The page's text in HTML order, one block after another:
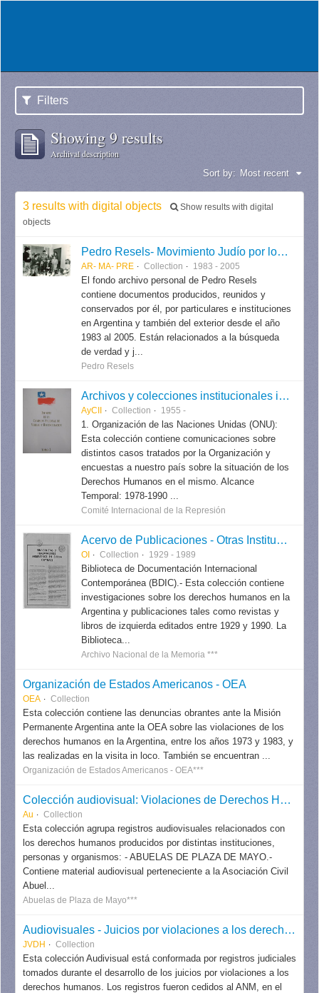
Filters
Showing 9 results
Archival description
Sort by: Most recent
3 results with digital objects
Show results with digital
objects
Pedro Resels- Movimiento Judío por los Derechos Humanos
AR- MA- PRE Collection 1983 - 2005
El fondo archivo personal de Pedro Resels
contiene documentos producidos, reunidos y
conservados por él, por particulares e instituciones
en Argentina y también del exterior desde el año
1983 al 2005. Están relacionados a la búsqueda
de verdad y j...
Pedro Resels
Archivos y colecciones institucionales internacionales
AyCII Collection 1955 -
1. Organización de las Naciones Unidas (ONU):
Esta colección contiene comunicaciones sobre
distintos casos tratados por la Organización y
encuestas a nuestro país sobre la situación de los
Derechos Humanos en el mismo. Alcance
Temporal: 1978-1990 ...
Comité Internacional de la Represión
Acervo de Publicaciones - Otras Instituciones
OI Collection 1929 - 1989
Biblioteca de Documentación Internacional
Contemporánea (BDIC).- Esta colección contiene
investigaciones sobre los derechos humanos en la
Argentina y publicaciones tales como revistas y
libros de izquierda editados entre 1929 y 1990. La
Biblioteca...
Archivo Nacional de la Memoria ***
Organización de Estados Americanos - OEA
OEA Collection
Esta colección contiene las denuncias obrantes ante la Misión
Permanente Argentina ante la OEA sobre las violaciones de los
derechos humanos en la Argentina, entre los años 1973 y 1983, y
las realizadas en la visita in loco. También se encuentran ...
Organización de Estados Americanos - OEA***
Colección audiovisual: Violaciones de Derechos Humanos
Au Collection
Esta colección agrupa registros audiovisuales relacionados con
los derechos humanos producidos por distintas instituciones,
personas y organismos: - ABUELAS DE PLAZA DE MAYO.-
Contiene material audiovisual perteneciente a la Asociación Civil
Abuel...
Abuelas de Plaza de Mayo***
Audiovisuales - Juicios por violaciones a los derechos humanos
JVDH Collection
Esta colección Audivisual está conformada por registros judiciales
tomados durante el desarrollo de los juicios por violaciones a los
derechos humanos. Los registros fueron cedidos al ANM, en el